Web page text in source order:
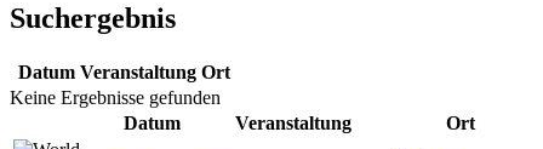
Suchergebnis
Datum Veranstaltung Ort
Keine Ergebnisse gefunden
Datum
Veranstaltung Ort